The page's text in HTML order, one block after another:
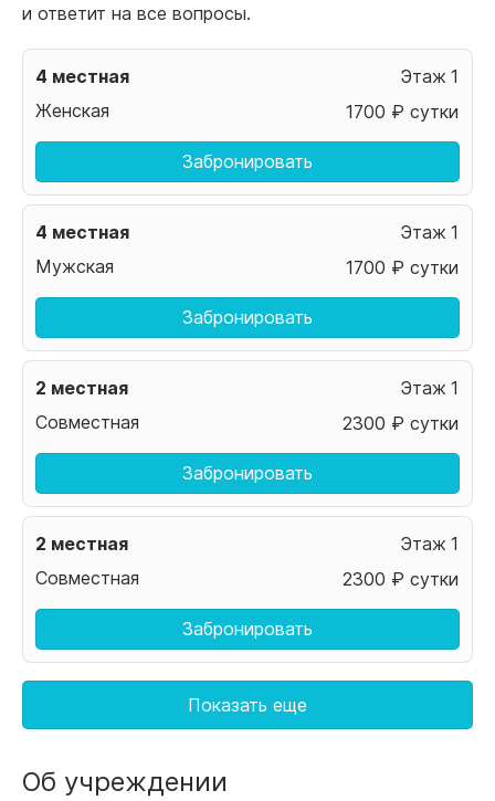
и ответит на все вопросы.
4 местная
Женская
1
1700 ₽ сутки
Забронировать
4 местная
Мужская
1
1700 ₽ сутки
Забронировать
2 местная
Совместная
1
2300 ₽ сутки
Забронировать
2 местная
Совместная
1
2300 ₽ сутки
Забронировать
Показать еще
Об учреждении